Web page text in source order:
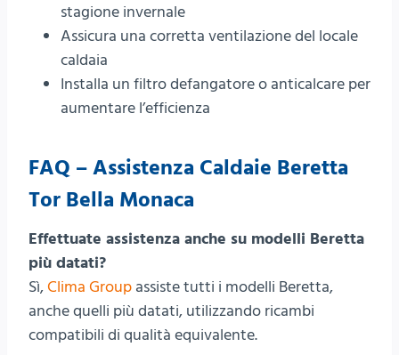
stagione invernale
Assicura una corretta ventilazione del locale
caldaia
Installa un filtro defangatore o anticalcare per
aumentare l’efficienza
FAQ – Assistenza Caldaie Beretta
Tor Bella Monaca
Effettuate assistenza anche su modelli Beretta
più datati?
Sì,Clima Group assiste tutti i modelli Beretta,
anche quelli più datati, utilizzando ricambi
compatibili di qualità equivalente.